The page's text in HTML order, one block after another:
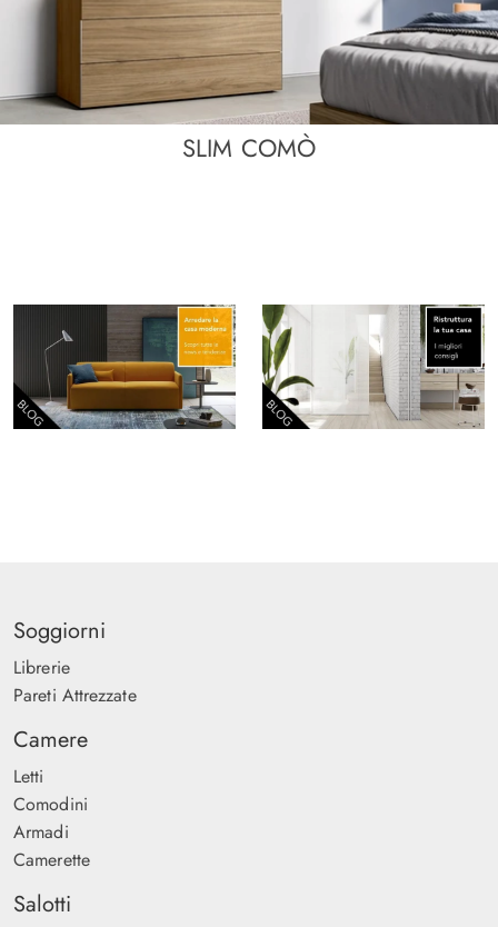
SLIM COMÒ
Soggiorni
Librerie
Pareti Attrezzate
Camere
Letti
Comodini
Armadi
Camerette
Salotti